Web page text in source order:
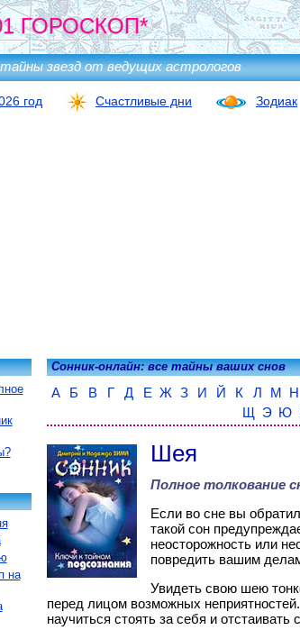
ГОРОСКОП*
звезд от ведущих астрологов
год Счастливые дни Зодиак
Сонник-онлайн: все тайны ваших снов
А Б В Г Д Е Ж З И Й К Л М Н
Щ Э Ю
Шея
Полное толкование
Если во сне вы
такой сон
неосторожность или
повредить вашим
Увидеть свою шею
перед лицом возможных
научиться стоять за себя и отстаивать
на